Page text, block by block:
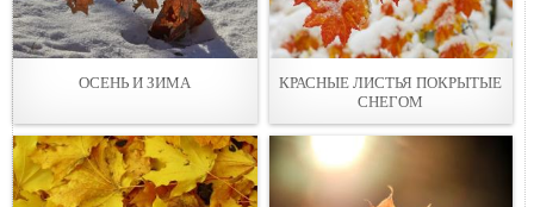
ОСЕНЬ И ЗИМА
КРАСНЫЕ ЛИСТЬЯ ПОКРЫТЫЕ
СНЕГОМ